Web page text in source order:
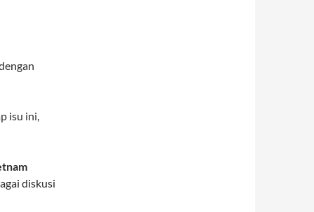
isu ini,
diskusi